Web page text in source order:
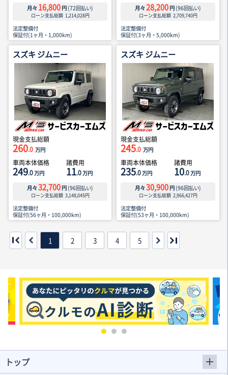
月々 16,800 円 (72回払い)
ローン支払総額 1,214,028円
法定整備付
保証付(1ヶ月・1,000km)
月々 28,200 円 (96回払い)
ローン支払総額 2,709,740円
法定整備付
保証付(3ヶ月・5,000km)
スズキ ジムニー
現金支払総額
260.0 万円
車両本体価格
249.0万円
諸費用
11.0万円
月々 32,700 円 (96回払い)
ローン支払総額 3,148,045円
法定整備付
保証付(56ヶ月・100,000km)
スズキ ジムニー
現金支払総額
245.0 万円
車両本体価格
235.0万円
諸費用
10.0万円
月々 30,900 円 (96回払い)
ローン支払総額 2,966,427円
法定整備付
保証付(53ヶ月・100,000km)
1 2 3 4 5
トップ